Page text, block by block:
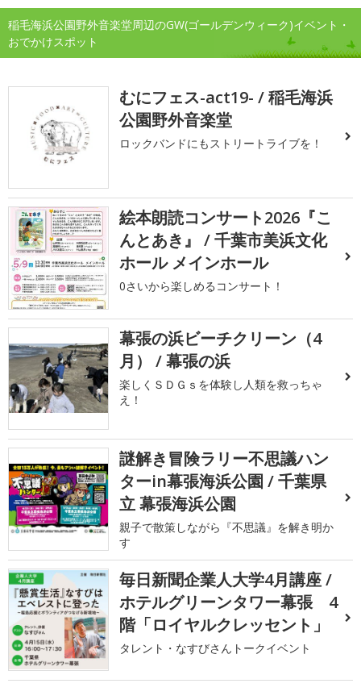
稲毛海浜公園野外音楽堂周辺のGW(ゴールデンウィーク)イベント・
おでかけスポット
むにフェス-act19- / 稲毛海浜
公園野外音楽堂
ロックバンドにもストリートライブを！
絵本朗読コンサート2026『こ
んとあき』 / 千葉市美浜文化
ホール メインホール
0さいから楽しめるコンサート！
幕張の浜ビーチクリーン（4
月） / 幕張の浜
楽しくＳＤＧｓを体験し人類を救っちゃ
え！
謎解き冒険ラリー不思議ハン
ターin幕張海浜公園 / 千葉県
立 幕張海浜公園
親子で散策しながら『不思議』を解き明か
す
毎日新聞企業人大学4月講座 /
ホテルグリーンタワー幕張 4
階「ロイヤルクレッセント」
タレント・なすびさんトークイベント